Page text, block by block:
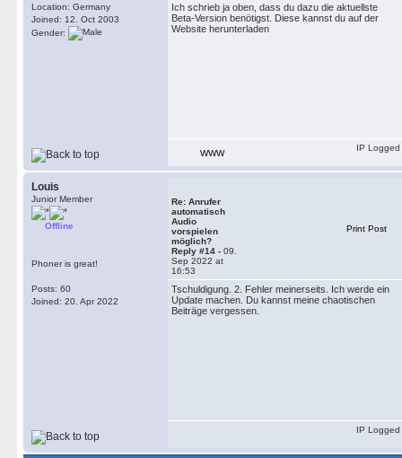
Location: Germany
Joined: 12. Oct 2003
Gender:
Ich schrieb ja oben, dass du dazu die aktuellste
Beta-Version benötigst. Diese kannst du auf der
Website herunterladen
WWW
IP Logged
Louis
Junior Member
Offline
Phoner is great!
Posts: 60
Joined: 20. Apr 2022
Re: Anrufer
automatisch
Audio
vorspielen
möglich?
Reply #14 - 09.
Sep 2022 at
16:53
Print Post
Tschuldigung. 2. Fehler meinerseits. Ich werde ein
Update machen. Du kannst meine chaotischen
Beiträge vergessen.
IP Logged